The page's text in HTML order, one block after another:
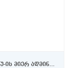
უცხო ენის ინსტიტუციური ტესტირება თსუ-ის მიერ ადმინისტრირებულ გაცვლით პროგრამებში მონაწილეობის მსურველი სტუდენტებისათვის